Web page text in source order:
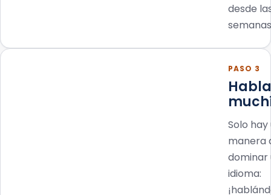
desde
PASO 3
Solo hay
manera
dominar
idioma: